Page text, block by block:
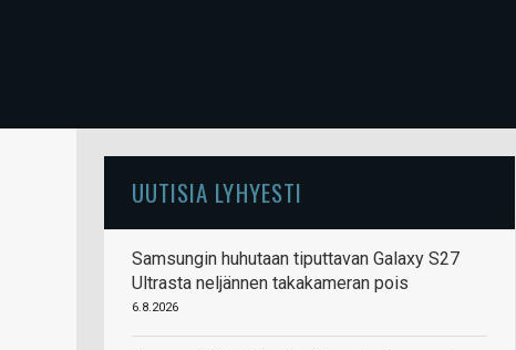
UUTISIA LYHYESTI
Samsungin huhutaan tiputtavan Galaxy S27
Ultrasta neljännen takakameran pois
6.8.2026